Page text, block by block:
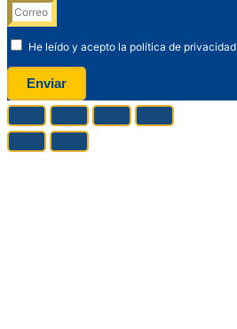
He leído y acepto la política de privacidad
Enviar